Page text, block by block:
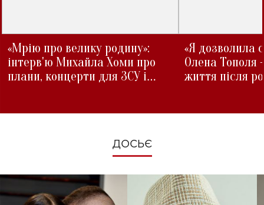
«Мрію про велику родину»:
інтерв'ю Михайла Хоми про
плани, концерти для ЗСУ і
«Я дозволила
Олена Тополя
життя після
ДОСЬЄ